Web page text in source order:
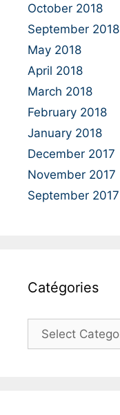
October 2018
September 2018
May 2018
April 2018
March 2018
February 2018
January 2018
December 2017
November 2017
September 2017
Catégories